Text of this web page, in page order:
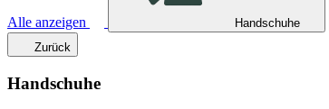
Alle anzeigen Handschuhe
Zurück
Handschuhe